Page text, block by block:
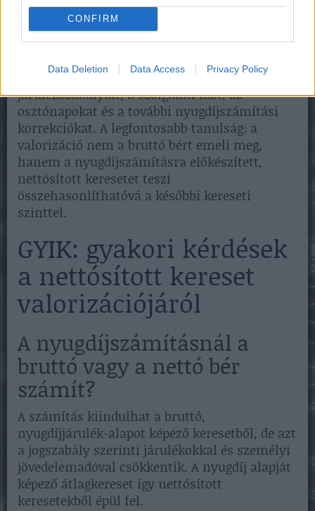
CONFIRM
Data Deletion Data Access Privacy Policy
Ez a szabály magyarázza, miért nem elegendő
a régi bruttó bérekből és a valorizációs
szorzókból gyors becslést készíteni. A
pontosabb nyugdíjképhez ismerni kell a
nettósítás menetét, az adott év adó- és
járulékszabályait, a szolgálati időt, az
osztónapokat és a további nyugdíjszámítási
korrekciókat. A legfontosabb tanulság: a
valorizáció nem a bruttó bért emeli meg,
hanem a nyugdíjszámításra előkészített,
nettósított keresetet teszi
összehasonlíthatóvá a későbbi kereseti
szinttel.
GYIK: gyakori kérdések
a nettósított kereset
valorizációjáról
A nyugdíjszámításnál a
bruttó vagy a nettó bér
számít?
A számítás kiindulhat a bruttó,
nyugdíjjárulék-alapot képező keresetből, de azt
a jogszabály szerinti járulékokkal és személyi
jövedelemadóval csökkentik. A nyugdíj alapját
képező átlagkereset így nettósított
keresetekből épül fel.